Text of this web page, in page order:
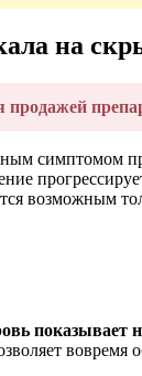
на
продажей
симптомом
возможным
показывает
вовремя